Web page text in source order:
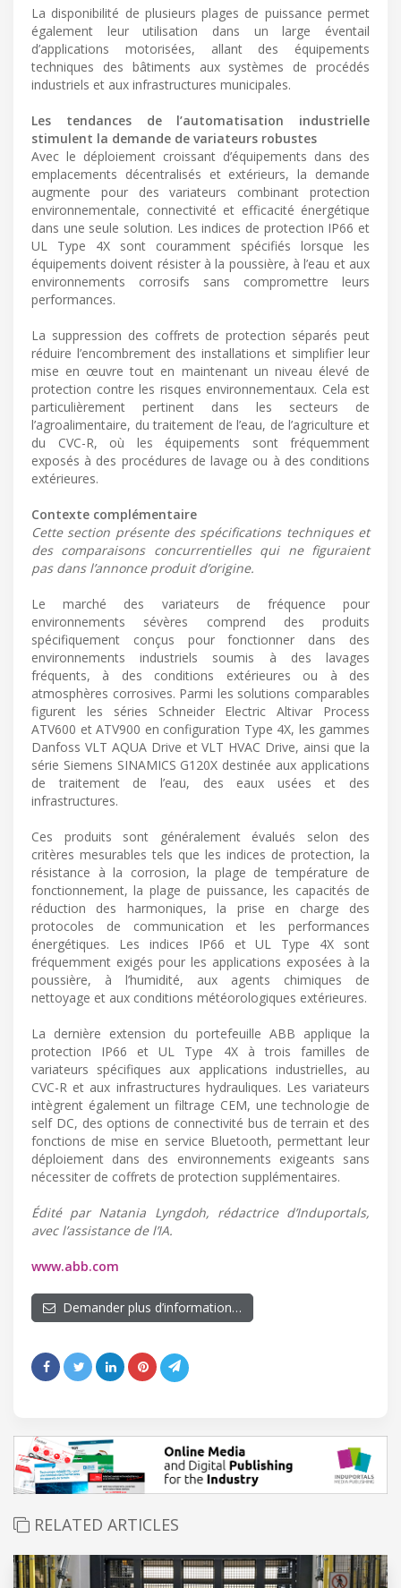
La disponibilité de plusieurs plages de puissance permet
également leur utilisation dans un large éventail
d’applications motorisées, allant des équipements
techniques des bâtiments aux systèmes de procédés
industriels et aux infrastructures municipales.
Les tendances de l’automatisation industrielle
stimulent la demande de variateurs robustes
Avec le déploiement croissant d’équipements dans des
emplacements décentralisés et extérieurs, la demande
augmente pour des variateurs combinant protection
environnementale, connectivité et efficacité énergétique
dans une seule solution. Les indices de protection IP66 et
UL Type 4X sont couramment spécifiés lorsque les
équipements doivent résister à la poussière, à l’eau et aux
environnements corrosifs sans compromettre leurs
performances.
La suppression des coffrets de protection séparés peut
réduire l’encombrement des installations et simplifier leur
mise en œuvre tout en maintenant un niveau élevé de
protection contre les risques environnementaux. Cela est
particulièrement pertinent dans les secteurs de
l’agroalimentaire, du traitement de l’eau, de l’agriculture et
du CVC-R, où les équipements sont fréquemment
exposés à des procédures de lavage ou à des conditions
extérieures.
Contexte complémentaire
Cette section présente des spécifications techniques et
des comparaisons concurrentielles qui ne figuraient
pas dans l’annonce produit d’origine.
Le marché des variateurs de fréquence pour
environnements sévères comprend des produits
spécifiquement conçus pour fonctionner dans des
environnements industriels soumis à des lavages
fréquents, à des conditions extérieures ou à des
atmosphères corrosives. Parmi les solutions comparables
figurent les séries Schneider Electric Altivar Process
ATV600 et ATV900 en configuration Type 4X, les gammes
Danfoss VLT AQUA Drive et VLT HVAC Drive, ainsi que la
série Siemens SINAMICS G120X destinée aux applications
de traitement de l’eau, des eaux usées et des
infrastructures.
Ces produits sont généralement évalués selon des
critères mesurables tels que les indices de protection, la
résistance à la corrosion, la plage de température de
fonctionnement, la plage de puissance, les capacités de
réduction des harmoniques, la prise en charge des
protocoles de communication et les performances
énergétiques. Les indices IP66 et UL Type 4X sont
fréquemment exigés pour les applications exposées à la
poussière, à l’humidité, aux agents chimiques de
nettoyage et aux conditions météorologiques extérieures.
La dernière extension du portefeuille ABB applique la
protection IP66 et UL Type 4X à trois familles de
variateurs spécifiques aux applications industrielles, au
CVC-R et aux infrastructures hydrauliques. Les variateurs
intègrent également un filtrage CEM, une technologie de
self DC, des options de connectivité bus de terrain et des
fonctions de mise en service Bluetooth, permettant leur
déploiement dans des environnements exigeants sans
nécessiter de coffrets de protection supplémentaires.
Édité par Natania Lyngdoh, rédactrice d’Induportals,
avec l’assistance de l’IA.
www.abb.com
Demander plus d’information…
RELATED ARTICLES